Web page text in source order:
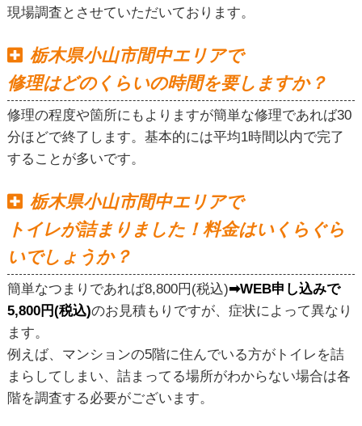
現場調査とさせていただいております。
栃木県小山市間中エリアで
修理はどのくらいの時間を要しますか？
修理の程度や箇所にもよりますが簡単な修理であれば30
分ほどで終了します。基本的には平均1時間以内で完了
することが多いです。
栃木県小山市間中エリアで
トイレが詰まりました！料金はいくらぐら
いでしょうか？
簡単なつまりであれば8,800円(税込)➡WEB申し込みで
5,800円(税込)のお見積もりですが、症状によって異なり
ます。
例えば、マンションの5階に住んでいる方がトイレを詰
まらしてしまい、詰まってる場所がわからない場合は各
階を調査する必要がございます。